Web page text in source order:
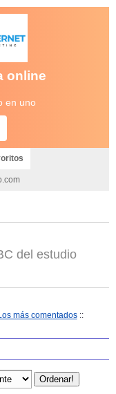
online
en uno
del estudio
más comentados::